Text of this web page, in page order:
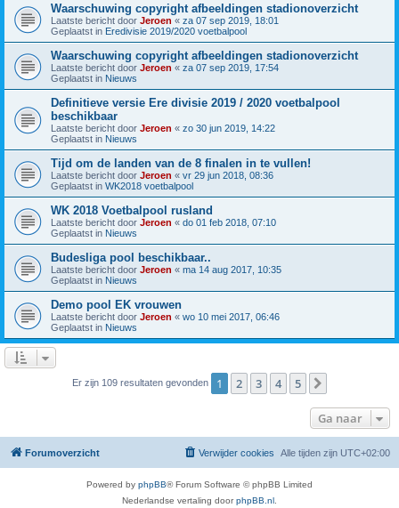
Waarschuwing copyright afbeeldingen stadionoverzicht
Laatste bericht door Jeroen « za 07 sep 2019, 18:01
Geplaatst in Eredivisie 2019/2020 voetbalpool
Waarschuwing copyright afbeeldingen stadionoverzicht
Laatste bericht door Jeroen « za 07 sep 2019, 17:54
Geplaatst in Nieuws
Definitieve versie Ere divisie 2019 / 2020 voetbalpool
beschikbaar
Laatste bericht door Jeroen « zo 30 jun 2019, 14:22
Geplaatst in Nieuws
Tijd om de landen van de 8 finalen in te vullen!
Laatste bericht door Jeroen « vr 29 jun 2018, 08:36
Geplaatst in WK2018 voetbalpool
WK 2018 Voetbalpool rusland
Laatste bericht door Jeroen « do 01 feb 2018, 07:10
Geplaatst in Nieuws
Budesliga pool beschikbaar..
Laatste bericht door Jeroen « ma 14 aug 2017, 10:35
Geplaatst in Nieuws
Demo pool EK vrouwen
Laatste bericht door Jeroen « wo 10 mei 2017, 06:46
Geplaatst in Nieuws
Er zijn 109 resultaten gevonden 1 2 3 4 5
Ga naar
Forumoverzicht Alle tijden zijn UTC+02:00
Verwijder cookies
Powered by phpBB® Forum Software © phpBB Limited
Nederlandse vertaling doorphpBB.nl